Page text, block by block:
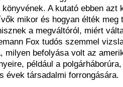
A kutató ebben azt
mikor és hogyan élték meg
a megváltóról, miért
Fox tudós szemmel
milyen befolyása volt az
például a
évek társadalmi forrongására.